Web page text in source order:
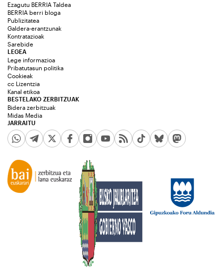
Ezagutu BERRIA Taldea
BERRIA berri bloga
Publizitatea
Galdera-erantzunak
Kontratazioak
Sarebide
JARRAITU
LEGEA
Lege informazioa
Pribatutasun politika
Cookieak
cc Lizentzia
Kanal etikoa
BESTELAKO ZERBITZUAK
Bidera zerbitzuak
Midas Media